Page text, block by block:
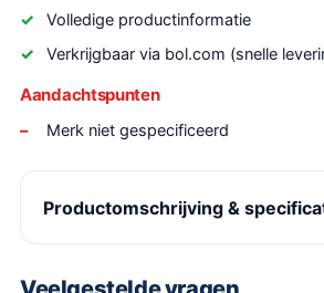
Volledige productinformatie
Verkrijgbaar via bol.com (snelle
Aandachtspunten
Merk niet gespecificeerd
Productomschrijving &